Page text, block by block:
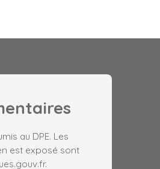
au DPE. Les
est exposé sont